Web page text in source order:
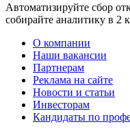
Автоматизируйте сбор
собирайте аналитику в 2
О компании
Наши вакансии
Партнерам
Реклама на сайте
Новости и статьи
Инвесторам
Кандидаты по